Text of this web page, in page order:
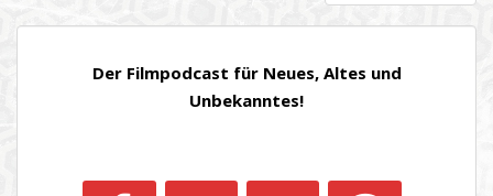
Der Filmpodcast für Neues, Altes und
Unbekanntes!